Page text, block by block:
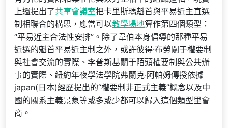
上還提出了共享會議室把卡里斯瑪魁首與平易近主直選
制相聯合的構思，應當可以教學場地算作第四個類型：
“平易近主合法性安排”。除了韋伯本身倡導的那種平易
近選的魁首平易近主制之外，或許彼得·布勞關于權要制
與社會交流的實際、李普斯基關于陌頭權要制與公共辦
事的實際、紐約年夜學法學院弗蘭克·阿帕姆傳授依據
japan(日本)經歷提出的“權要制非正式主義”概念以及中
國的關系主義景象等或多或少都可以歸入這個類型里會
商。